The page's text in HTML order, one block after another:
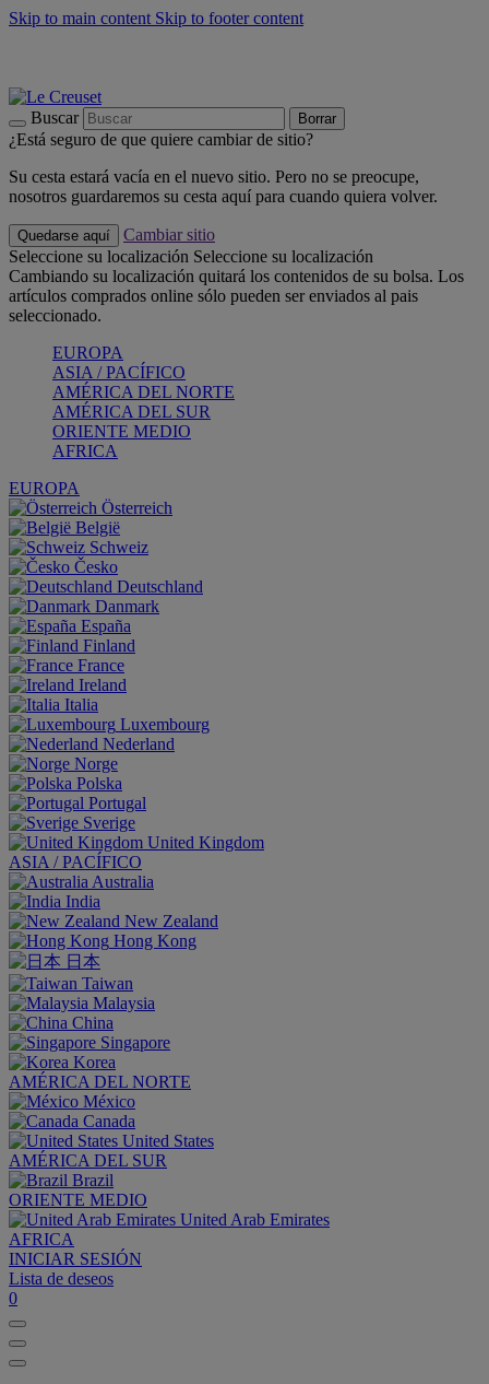
Skip to main content Skip to footer content
Buscar Borrar
¿Está seguro de que quiere cambiar de sitio?
Su cesta estará vacía en el nuevo sitio. Pero no se preocupe,
nosotros guardaremos su cesta aquí para cuando quiera volver.
Quedarse aquí
Cambiar sitio
Seleccione su localización Seleccione su localización
Cambiando su localización quitará los contenidos de su bolsa. Los
artículos comprados online sólo pueden ser enviados al pais
seleccionado.
EUROPA
ASIA / PACÍFICO
AMÉRICA DEL NORTE
AMÉRICA DEL SUR
ORIENTE MEDIO
AFRICA
EUROPA
Österreich
België
Schweiz
Česko
Deutschland
Danmark
España
Finland
France
Ireland
Italia
Luxembourg
Nederland
Norge
Polska
Portugal
Sverige
United Kingdom
ASIA / PACÍFICO
Australia
India
New Zealand
Hong Kong
日本
Taiwan
Malaysia
China
Singapore
Korea
AMÉRICA DEL NORTE
México
Canada
United States
AMÉRICA DEL SUR
Brazil
ORIENTE MEDIO
United Arab Emirates
AFRICA
INICIAR SESIÓN
Lista de deseos
0